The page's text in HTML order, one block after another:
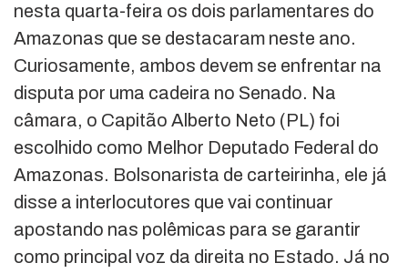
nesta quarta-feira os dois parlamentares do
Amazonas que se destacaram neste ano.
Curiosamente, ambos devem se enfrentar na
disputa por uma cadeira no Senado. Na
câmara, o Capitão Alberto Neto (PL) foi
escolhido como Melhor Deputado Federal do
Amazonas. Bolsonarista de carteirinha, ele já
disse a interlocutores que vai continuar
apostando nas polêmicas para se garantir
como principal voz da direita no Estado. Já no